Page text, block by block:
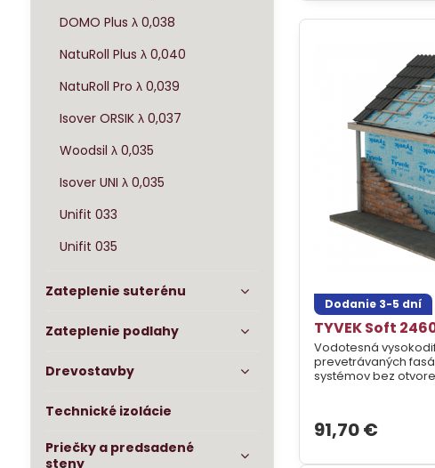
Dodanie 3-5 dní
TYVEK Soft
Vodotesná vysokodifúzna fólia
prevetrávaných
systémov bez
91,70 €
DOMO Plus λ 0,038
NatuRoll Plus λ 0,040
NatuRoll Pro λ 0,039
Isover ORSIK λ 0,037
Woodsil λ 0,035
Isover UNI λ 0,035
Unifit 033
Unifit 035
Zateplenie suterénu
Zateplenie podlahy
Drevostavby
Technické izolácie
Priečky a predsadené
steny